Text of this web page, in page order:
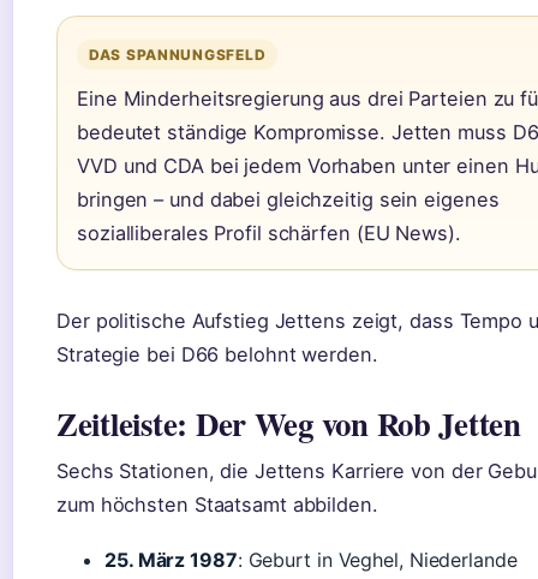
DAS SPANNUNGSFELD
Eine Minderheitsregierung aus drei Parteien zu
bedeutet ständige Kompromisse. Jetten muss
VVD und CDA bei jedem Vorhaben unter einen
bringen – und dabei gleichzeitig sein eigenes
sozialliberales Profil schärfen (EU News).
Der politische Aufstieg Jettens zeigt, dass Tempo
Strategie bei D66 belohnt werden.
Zeitleiste: Der Weg von Rob Jetten
Sechs Stationen, die Jettens Karriere von der
zum höchsten Staatsamt abbilden.
25. März 1987: Geburt in Veghel, Niederlande